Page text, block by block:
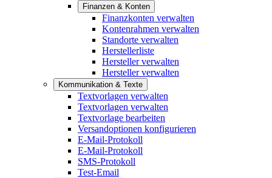
Finanzen & Konten
Finanzkonten verwalten
Kontenrahmen verwalten
Standorte verwalten
Herstellerliste
Hersteller verwalten
Hersteller verwalten
Kommunikation & Texte
Textvorlagen verwalten
Textvorlagen verwalten
Textvorlage bearbeiten
Versandoptionen konfigurieren
E-Mail-Protokoll
E-Mail-Protokoll
SMS-Protokoll
Test-Email